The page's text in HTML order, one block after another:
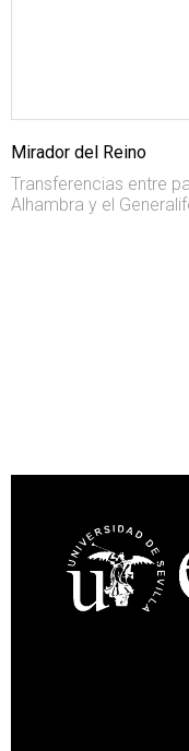
Mirador del Reino
Transferencias entre
Alhambra y el